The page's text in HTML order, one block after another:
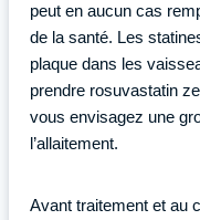
peut en aucun cas
de la santé. Les
plaque dans les
prendre rosuvastatin
vous envisagez une
l’allaitement.
Avant traitement et au